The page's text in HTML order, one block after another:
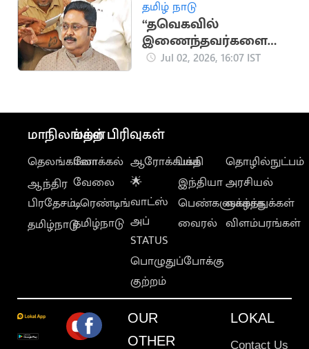
தமிழ் நாடு
“தவெகவில்
இணைந்தவர்களை
விஜய் நடுத்தெருவில்
Jul 02, 2026, 16:07 IST
மாநிலங்கள்
தெலங்கானா
ஆந்திர
பிரதேசம்
தமிழ்நாடு
மற்ற பிரிவுகள்
லோக்கல்
வேலை
டிரெண்டிங்
தமிழ்நாடு
ஆரோக்கியம்
🌟
வாட்ஸ்
அப்
STATUS
பொழுதுப்போக்கு
குற்றம்
பக்தி
இந்தியா
பெண்களுக்காக
வைரல்
தொழில்நுட்பம்
அரசியல்
வாழ்த்துக்கள்
விளம்பரங்கள்
OUR
OTHER
LOKAL
Contact Us